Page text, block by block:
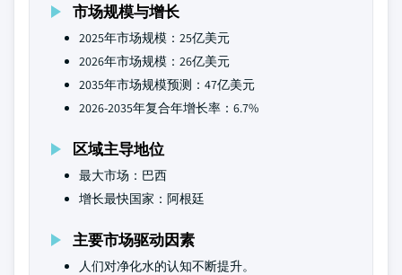
市场规模与增长
2025年市场规模：25亿美元
2026年市场规模：26亿美元
2035年市场规模预测：47亿美元
2026-2035年复合年增长率：6.7%
区域主导地位
最大市场：巴西
增长最快国家：阿根廷
主要市场驱动因素
人们对净化水的认知不断提升。